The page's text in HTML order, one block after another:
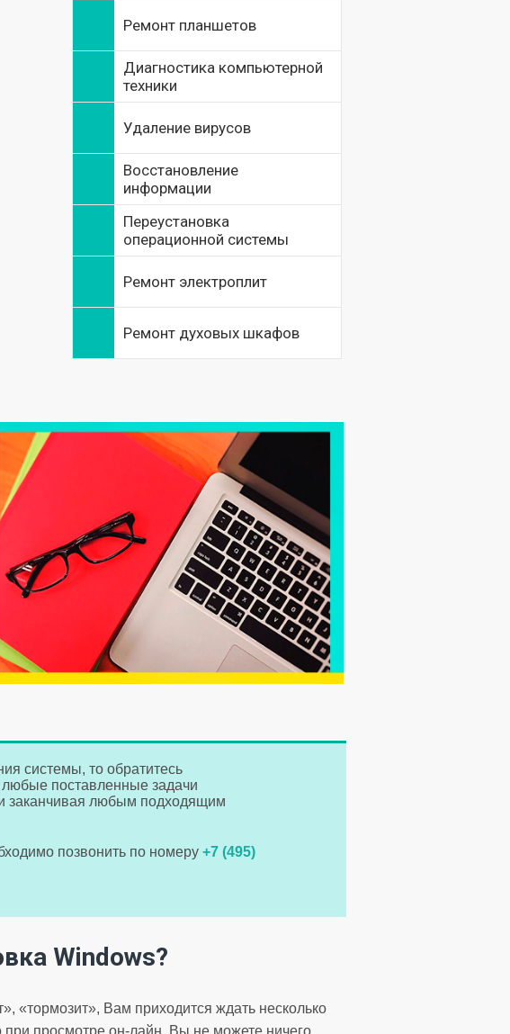
Ремонт планшетов
Диагностика компьютерной
техники
Удаление вирусов
Восстановление
информации
Переустановка
операционной системы
Ремонт электроплит
Ремонт духовых шкафов
системы, то обратитесь
поставленные задачи
заканчивая любым подходящим
позвонить по номеру +7 (495)
Windows?
«тормозит», Вам приходится ждать несколько